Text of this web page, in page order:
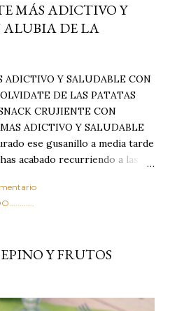
MÁS ADICTIVO Y
ALUBIA DE LA
ADICTIVO Y SALUDABLE CON
DE LAS PATATAS
CRUJIENTE CON
ADICTIVO Y SALUDABLE
ese gusanillo a media tarde
acabado recurriendo a las
secos fritos o snacks
grasas saturadas y sodio?
embargo, cuidarse no tiene
al horno van a cambiar
las legumbres. Olvídate de
a los guisos tradicionales y
esta receta simple pero
Y FRUTOS